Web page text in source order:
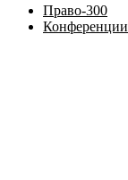
Право-300
Конференции